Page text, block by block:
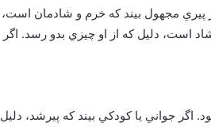
مجهول بيند كه خرم و شادمان است،
است، دليل كه از او چيزي بدو رسد. اگر
اگر جواني يا كودكي بيند كه پيرشد، دليل